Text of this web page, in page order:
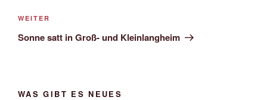
Nächster
Beitrag
WEITER
Sonne satt in Groß- und Kleinlangheim
WAS GIBT ES NEUES